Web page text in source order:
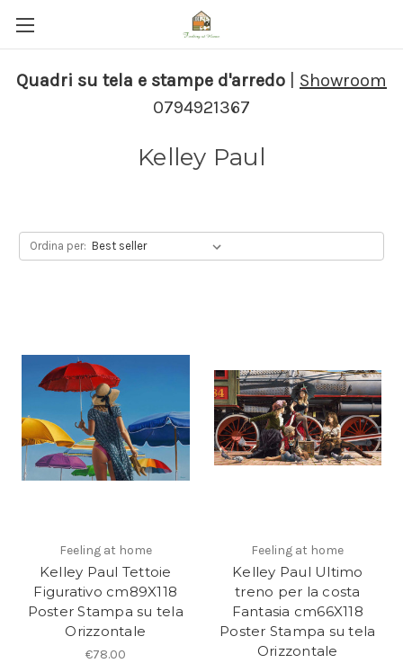
Quadri su tela e stampe d'arredo
Showroom
0794921367
Kelley Paul
Ordina per:
Feeling at home
Kelley Paul Tettoie
Figurativo cm89X118
Poster Stampa su tela
Orizzontale
€78.00
Feeling at home
Kelley Paul Ultimo
treno per la costa
Fantasia cm66X118
Poster Stampa su tela
Orizzontale